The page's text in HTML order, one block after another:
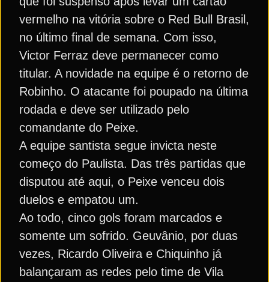
vermelho na vitória sobre o Red Bull Brasil,
no último final de semana. Com isso,
Victor Ferraz deve permanecer como
titular. A novidade na equipe é o retorno de
Robinho. O atacante foi poupado na última
rodada e deve ser utilizado pelo
comandante do Peixe.
A equipe santista segue invicta neste
começo do Paulista. Das três partidas que
disputou até aqui, o Peixe venceu dois
duelos e empatou um.
Ao todo, cinco gols foram marcados e
somente um sofrido. Geuvânio, por duas
vezes, Ricardo Oliveira e Chiquinho já
balançaram as redes pelo time de Vila